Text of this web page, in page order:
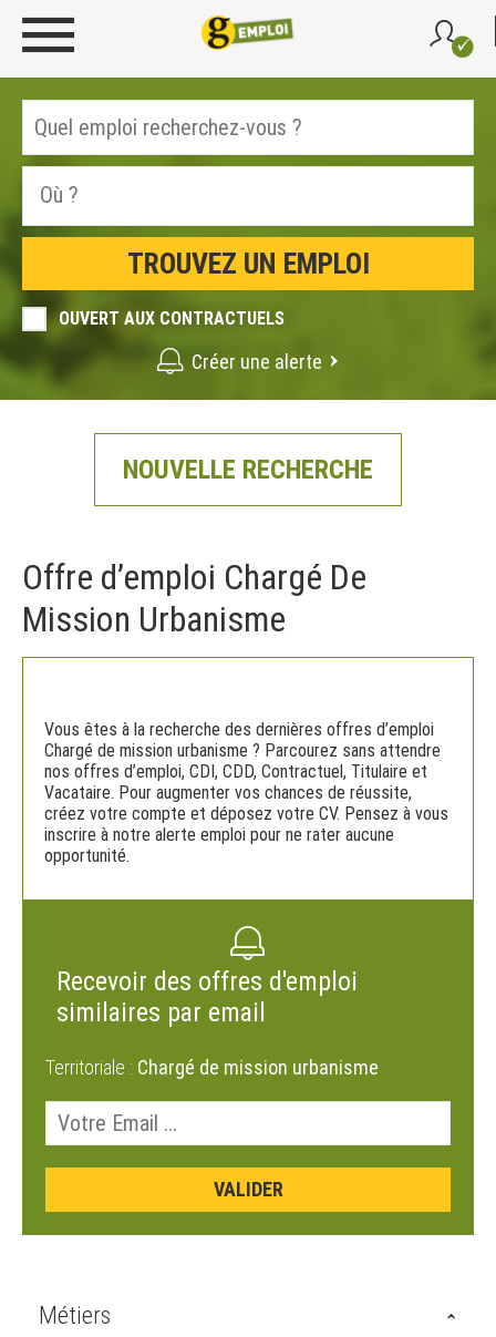
OUVERT AUX CONTRACTUELS
Créer une alerte
NOUVELLE RECHERCHE
Offre d’emploi Chargé De
Mission Urbanisme
Vous êtes à la recherche des dernières offres d’emploi
Chargé de mission urbanisme ? Parcourez sans attendre
nos offres d’emploi, CDI, CDD, Contractuel, Titulaire et
Vacataire. Pour augmenter vos chances de réussite,
créez votre compte et déposez votre CV. Pensez à vous
inscrire à notre alerte emploi pour ne rater aucune
opportunité.
Recevoir des offres d'emploi
similaires par email
Territoriale : Chargé de mission urbanisme
Métiers